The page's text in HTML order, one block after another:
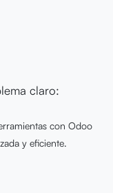
claro:
con Odoo
y eficiente.